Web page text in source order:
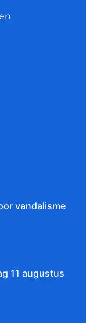
vandalisme
11 augustus